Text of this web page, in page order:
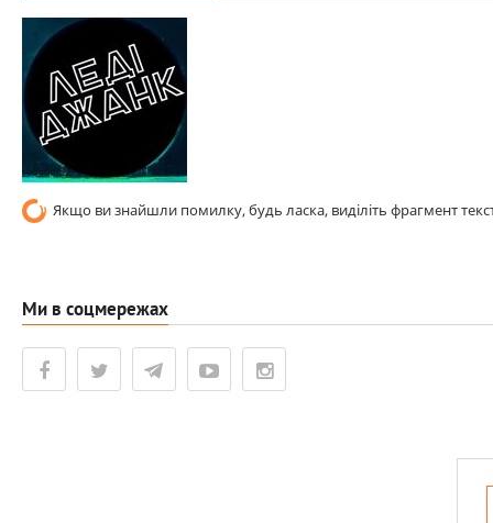
Якщо ви знайшли помилку, будь ласка, виділіть фрагмент
Ми в соцмережах